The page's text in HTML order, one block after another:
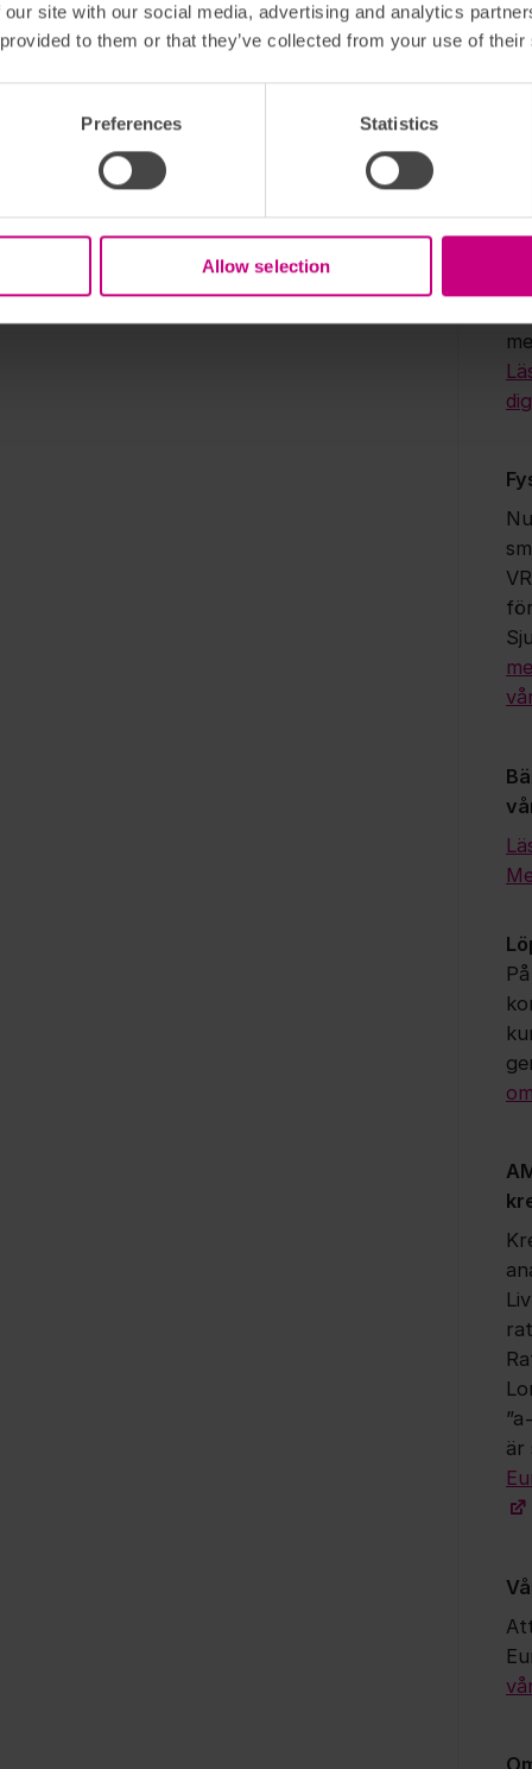
site with our social media, advertising and analytics
to them or that they’ve collected from your use of
Preferences Statistics
Allow selection
är